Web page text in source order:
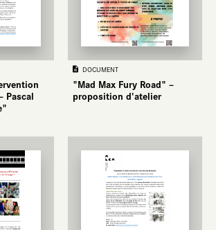
Pascal
DOCUMENT
"Mad Max Fury Road" –
proposition d'atelier